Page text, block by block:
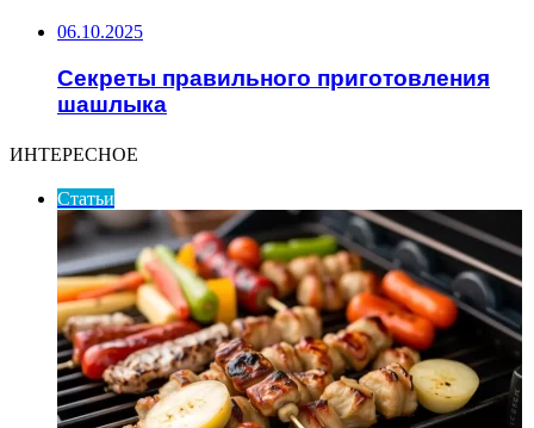
06.10.2025
Секреты правильного приготовления
шашлыка
ИНТЕРЕСНОЕ
Статьи